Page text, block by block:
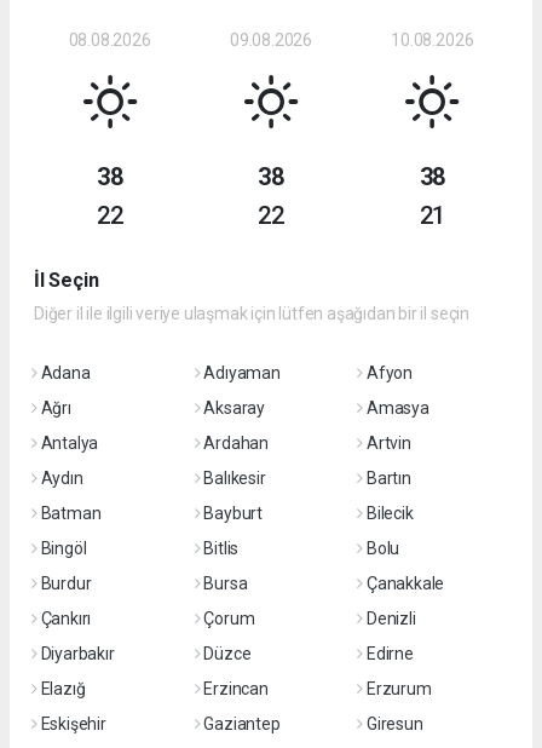
08.08.2026
38
22
09.08.2026
38
22
10.08.2026
38
21
İl Seçin
Diğer il ile ilgili veriye ulaşmak için lütfen aşağıdan bir il seçin
Adana Adıyaman
Afyon
Ağrı
Aksaray
Amasya
Antalya
Ardahan
Artvin
Aydın
Balıkesir
Bartın
Batman
Bayburt
Bilecik
Bingöl
Bitlis
Bolu
Burdur
Bursa
Çanakkale
Çankırı
Çorum
Denizli
Diyarbakır
Düzce
Edirne
Elazığ
Erzincan
Erzurum
Eskişehir
Gaziantep
Giresun